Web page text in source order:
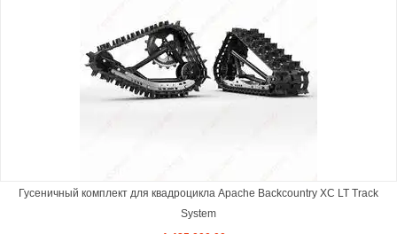
Гусеничный комплект для квадроцикла Apache Backcountry XC LT Track
System